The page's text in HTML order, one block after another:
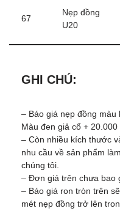
67
Nẹp đồng
U20
GHI CHÚ:
– Báo giá nẹp đồng
Màu đen giả cổ + 20.000
– Còn nhiều kích thước
nhu cầu về sản phẩm
chúng tôi.
– Đơn giá trên chưa bao
– Báo giá ron tròn trên
mét nẹp đồng trở lên